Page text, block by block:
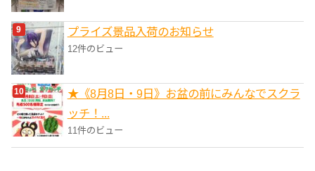
プライズ景品入荷のお知らせ
12件のビュー
★《8月8日・9日》お盆の前にみんなでスクラ
ッチ！...
11件のビュー